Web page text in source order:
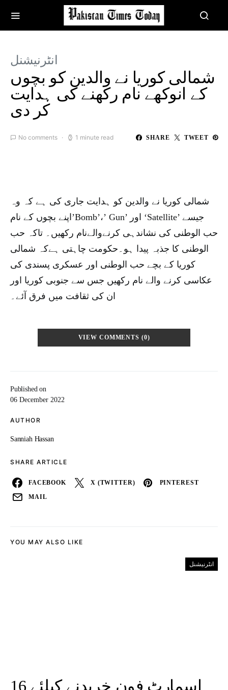
انٹرنیشنل
شمالی کوریا نے والدین کو بچوں
کے انوکھے نام رکھنے کی ہدایت
کر دی
No comments 1 minute read SHARE TWEET
Published on
06 December 2022
AUTHOR
Sanniah Hassan
SHARE ARTICLE
FACEBOOK X (TWITTER) PINTEREST
MAIL
شمالی کوریا نے والدین کو ہدایت جاری کی ہے کہ وہ
اپنے بچوں کے نام’Bomb’،’ Gun’ اور ‘Satellite’ جیسے
حب الوطنی کی نشاندہی کرنےوالےنام رکھیں۔ تاکہ حب
الوطنی کا جذبہ پیدا ہو۔حکومت چاہتی ہےکہ شمالی
کوریا کے بچے حب الوطنی اور عسکری پسندی کی
عکاسی کرنے والے نام رکھیں جس سے جنوبی کوریا اور
ان کی ثقافت میں فرق آئے۔
VIEW COMMENTS (0)
YOU MAY ALSO LIKE
انٹرنیشنل
اسمارٹ فون خریدنے کیلئے 16